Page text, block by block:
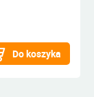
Do koszyka